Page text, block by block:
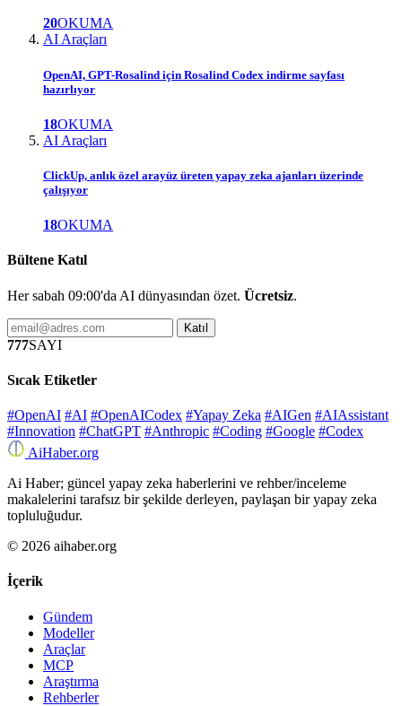
20OKUMA
AI Araçları
OpenAI, GPT-Rosalind için Rosalind Codex indirme sayfası
hazırlıyor
18OKUMA
AI Araçları
ClickUp, anlık özel arayüz üreten yapay zeka ajanları üzerinde
çalışıyor
18OKUMA
Bültene Katıl
Her sabah 09:00'da AI dünyasından özet. Ücretsiz.
Katıl
777SAYI
Sıcak Etiketler
#OpenAI #AI #OpenAICodex #Yapay Zeka #AIGen #AIAssistant
#Innovation #ChatGPT #Anthropic #Coding #Google #Codex
AiHaber.org
Ai Haber; güncel yapay zeka haberlerini ve rehber/inceleme
makalelerini tarafsız bir şekilde derleyen, paylaşan bir yapay zeka
topluluğudur.
© 2026 aihaber.org
İçerik
Gündem
Modeller
Araçlar
MCP
Araştırma
Rehberler